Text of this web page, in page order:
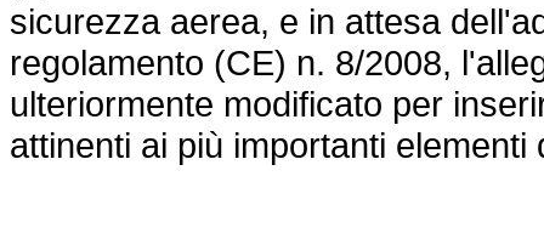
sicurezza aerea, e in attesa
regolamento (CE) n. 8/2008,
ulteriormente modificato per
attinenti ai più importanti